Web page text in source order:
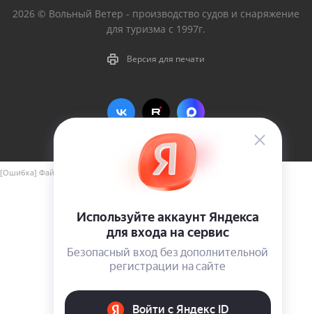
2026 © Вольный Ветер - производство судов и снаряжение
для туризма с 1997г.
Версия для печати
[Ошибка] Файл include/aspro_next_yandex_pay.php не найден